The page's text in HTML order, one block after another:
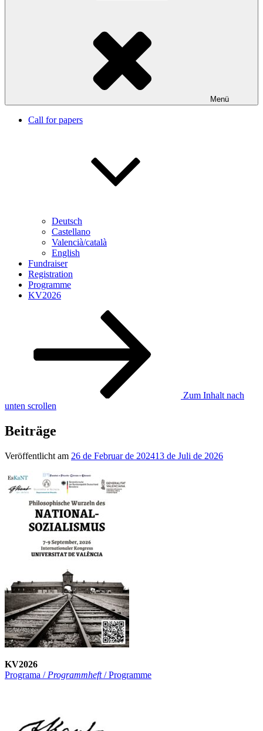
Menü
Call for papers
Deutsch
Castellano
Valencià/català
English
Fundraiser
Registration
Programme
KV2026
Zum Inhalt nach
unten scrollen
Beiträge
Veröffentlicht am 26 de Februar de 202413 de Juli de 2026
KV2026
Programa / Programmheft/ Programme